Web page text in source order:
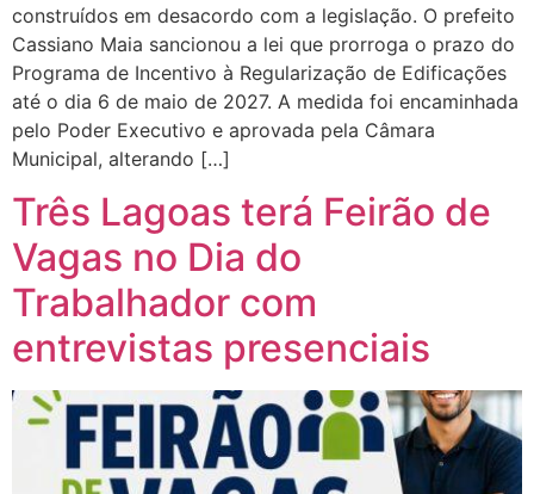
construídos em desacordo com a legislação. O prefeito
Cassiano Maia sancionou a lei que prorroga o prazo do
Programa de Incentivo à Regularização de Edificações
até o dia 6 de maio de 2027. A medida foi encaminhada
pelo Poder Executivo e aprovada pela Câmara
Municipal, alterando […]
Três Lagoas terá Feirão de
Vagas no Dia do
Trabalhador com
entrevistas presenciais